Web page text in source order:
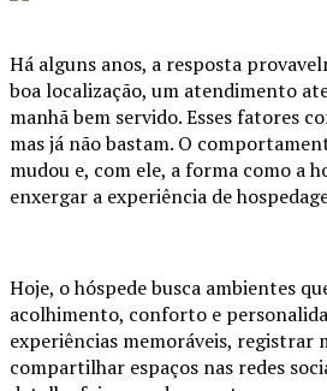
Há alguns anos, a resposta
boa localização, um atendimento
manhã bem servido. Esses fatores
mas já não bastam. O
mudou e, com ele, a forma como a
enxergar a experiência de
Hoje, o hóspede busca ambientes
acolhimento, conforto e
experiências memoráveis, registrar
compartilhar espaços nas redes